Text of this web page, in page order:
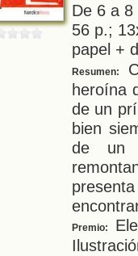
De 6 a
56 p.;
papel +
Resumen:
heroína
de un
bien
de un
Premio: